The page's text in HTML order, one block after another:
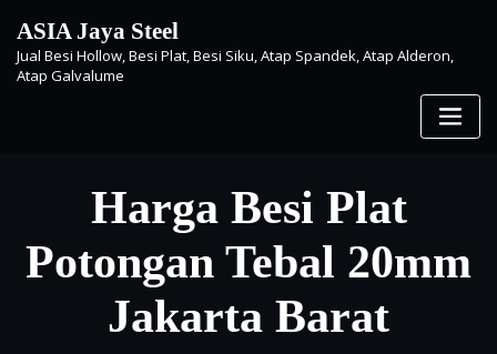
content
ASIA Jaya Steel
Jual Besi Hollow, Besi Plat, Besi Siku, Atap Spandek, Atap Alderon,
Atap Galvalume
Harga Besi Plat
Potongan Tebal 20mm
Jakarta Barat